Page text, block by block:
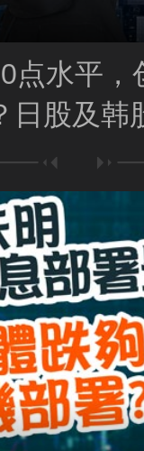
点水平，
日股及韩
策略应对